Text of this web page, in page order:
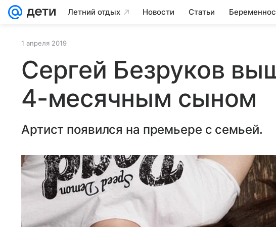
Летний отдых Новости Статьи
1 апреля 2019
Сергей Безруков
4-месячным сыном
Артист появился на премьере с семьей.